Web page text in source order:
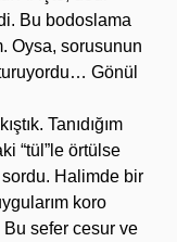
Bu bodoslama
Oysa, sorusunun
Gönül
Tanıdığım
“tül”le örtülse
Halimde bir
koro
sefer cesur ve